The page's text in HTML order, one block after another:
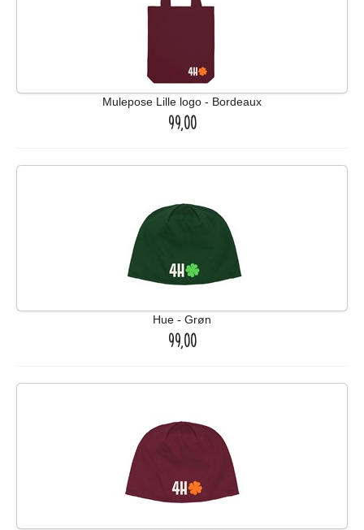
Mulepose Lille logo - Bordeaux
99,00
Hue - Grøn
99,00